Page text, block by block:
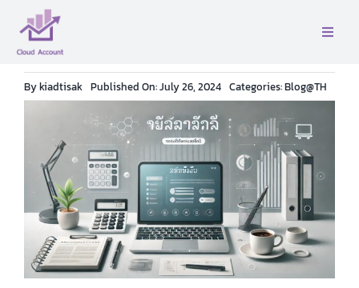
content
Toggle
หน้าเเรก
บริการ
ติดต่อ
Bykiadtisak Published On: July 26, 2024 Categories:Blog@TH